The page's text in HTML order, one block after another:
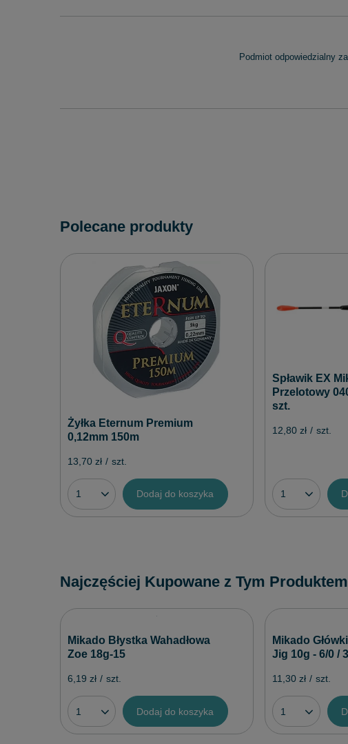
Podmiot odpowiedzialny
Polecane produkty
Żyłka Eternum Premium
0,12mm 150m
13,70 zł / szt.
Dodaj do koszyka
Spławik EX
Przelotowy
szt.
12,80 zł / szt.
Najczęściej Kupowane z Tym Produktem
Mikado Błystka Wahadłowa
Zoe 18g-15
6,19 zł / szt.
Dodaj do koszyka
Mikado
Jig 10g - 6/0 /
11,30 zł / szt.